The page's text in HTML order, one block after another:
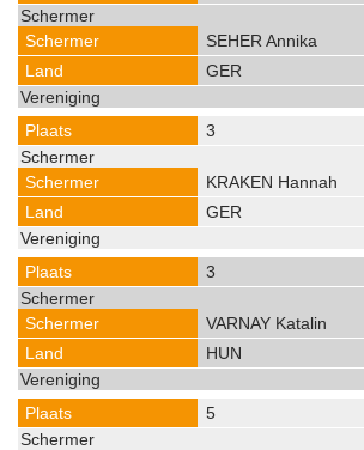
SEHER Annika
GER
3
KRAKEN Hannah
GER
3
VARNAY Katalin
HUN
5